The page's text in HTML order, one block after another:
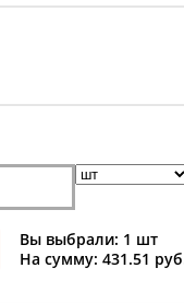
Вы выбрали: 1 шт
На сумму: 431.51